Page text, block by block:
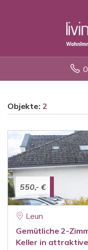
Objekte: 2
550,- €
Leun
Gemütliche 2-
Keller in